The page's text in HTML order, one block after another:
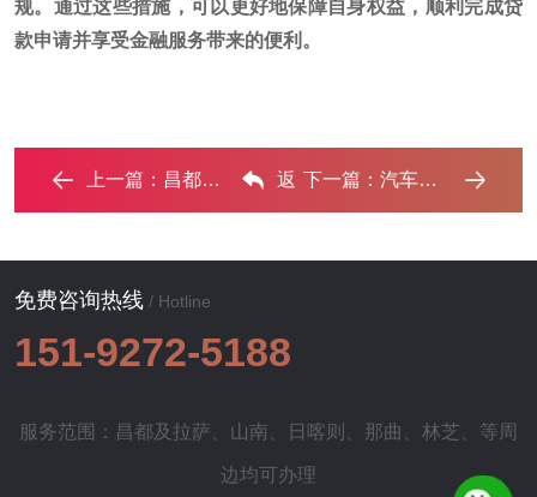
规。通过这些措施，可以更好地保障自身权益，顺利完成贷
款申请并享受金融服务带来的便利。
上一篇： 昌都押车贷款:快速解决资金难题的便捷之道 ...‌ 返 下一篇：汽车抵押贷款全解析：手续与条件大揭秘 ...‌
免费咨询热线 / Hotline
151-9272-5188
服务范围：昌都及 拉萨 山南 日喀则 那曲 林芝 、等周
边均可办理